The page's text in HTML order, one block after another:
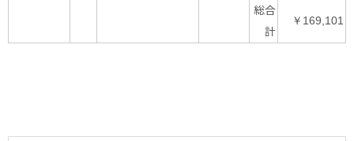
総合
計
￥169,101